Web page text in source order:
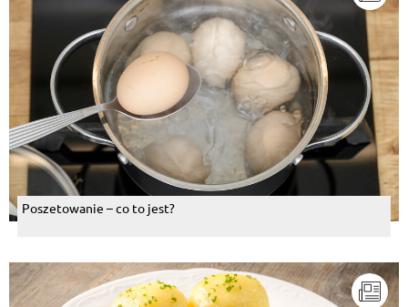
Poszetowanie – co to jest?